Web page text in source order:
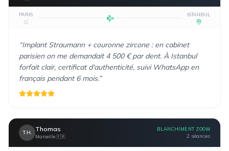
PARIS ISTANBUL
“Implant Straumann + couronne zircone : en cabinet
parisien on me demandait 4 500 € par dent. À Istanbul
forfait clair, certificat d'authenticité, suivi WhatsApp en
français pendant 6 mois.”
T.H. Thomas
Marseille 🇫🇷
BLANCHIMENT ZOOM
2 séances